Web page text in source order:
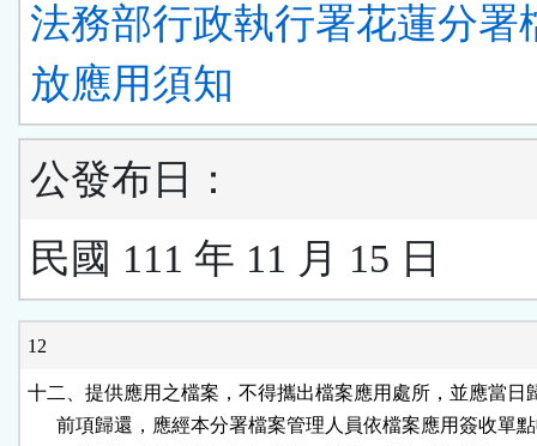
法務部行政執行署花蓮分署
放應用須知
公發布日：
民國 111 年 11 月 15 日
12
十二、提供應用之檔案，不得攜出檔案應用處所，並應當日
前項歸還，應經本分署檔案管理人員依檔案應用簽收單